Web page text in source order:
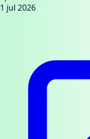
1 jul 2026